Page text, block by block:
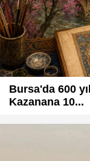
Bursa'da 600
Kazanana 10...